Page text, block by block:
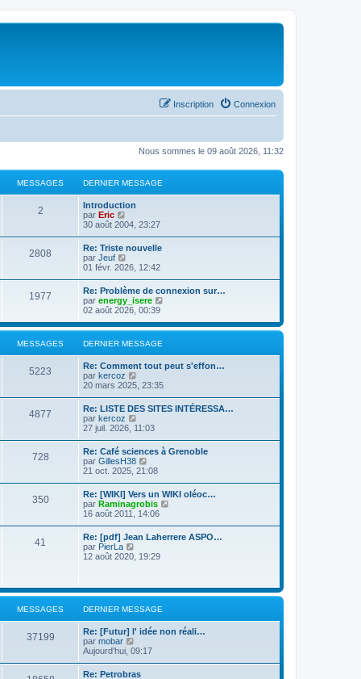
Connexion
Inscription
Nous sommes le 09 août 2026, 11:32
MESSAGES DERNIER MESSAGE
2
Introduction
par Eric
o
u
l
t
e
r
l
e
d
e
r
n
i
e
r
m
e
s
s
a
30 août 2004, 23:27
2808
Re: Triste nouvelle
par Jeuf
o
u
l
t
e
r
l
e
d
e
r
i
e
r
m
e
s
s
a
e
01 févr. 2026, 12:42
1977
Re: Problème de connexion sur…
par energy_isere
s
t
e
e
d
i
e
e
s
s
02 août 2026, 00:39
MESSAGES DERNIER MESSAGE
5223
Re: Comment tout peut s'effon…
par kercoz
o
s
u
l
t
e
r
e
d
e
r
n
i
e
r
e
a
g
e
20 mars 2025, 23:35
4877
Re: LISTE DES SITES INTÉRESSA…
par kercoz
o
u
l
t
e
r
l
e
d
e
r
n
m
s
s
a
e
27 juil. 2026, 11:03
728
Re: Café sciences à Grenoble
par GillesH38
o
u
l
t
e
r
e
r
n
i
e
r
m
s
s
21 oct. 2025, 21:08
350
Re: [WIKI] Vers un WIKI oléoc…
par Raminagrobis
u
l
e
e
r
r
16 août 2011, 14:06
41
Re: [pdf] Jean Laherrere ASPO…
par PierLa
o
l
e
r
l
d
e
r
12 août 2020, 19:29
MESSAGES DERNIER MESSAGE
37199
Re: [Futur] l' idée non réali…
par mobar
o
Aujourd’hui, 09:17
Re: Petrobras